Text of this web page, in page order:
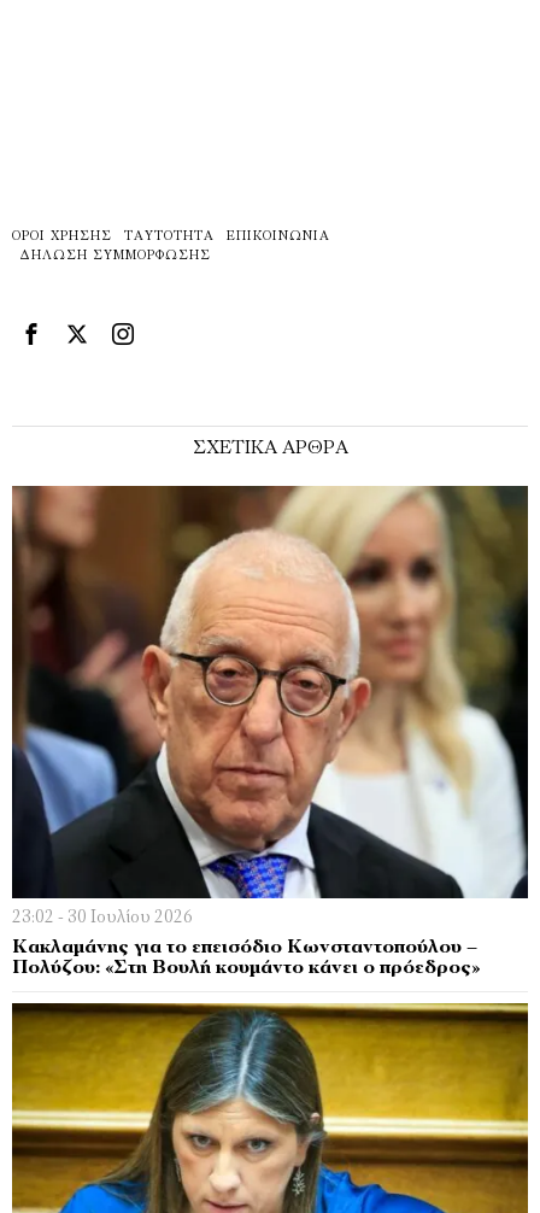
ΌΡΟΙ ΧΡΉΣΗΣ ΤΑΥΤΌΤΗΤΑ
ΕΠΙΚΟΙΝΩΝΊΑ
ΔΉΛΩΣΗ ΣΥΜΜΌΡΦΩΣΗΣ
ΣΧΕΤΙΚΑ ΑΡΘΡΑ
23:02 - 30 Ιουλίου 2026
Κακλαμάνης για το επεισόδιο Κωνσταντοπούλου –
Πολύζου: «Στη Βουλή κουμάντο κάνει ο πρόεδρος»